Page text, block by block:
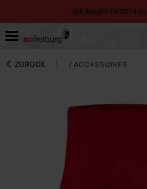
DIE NEUEN TRIKOTS
ZURÜCK /ACCESSOIRES